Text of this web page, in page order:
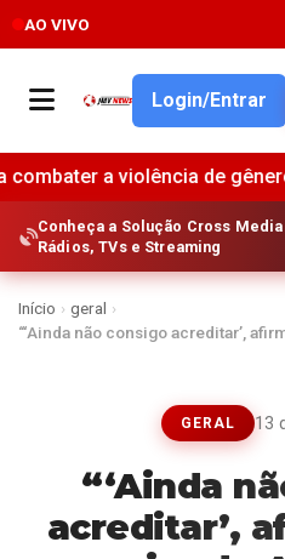
AO VIVO
Login/Entrar
de gênero e reduzir
Conheça a Solução Cross
Rádios, TVs e Streaming
Início › geral ›
“‘Ainda não consigo acreditar’,
GERAL 13
“‘Ainda
acreditar’,